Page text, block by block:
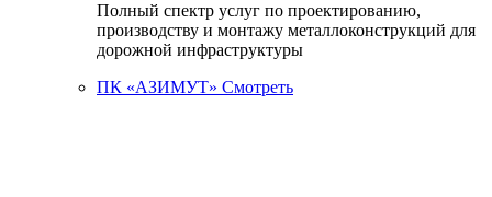
Полный спектр услуг по проектированию,
производству и монтажу металлоконструкций для
дорожной инфраструктуры
ПК «АЗИМУТ» Смотреть